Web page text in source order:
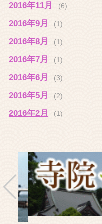
2016年11月 (6)
2016年9月 (1)
2016年8月 (1)
2016年7月 (1)
2016年6月 (3)
2016年5月 (2)
2016年2月 (1)